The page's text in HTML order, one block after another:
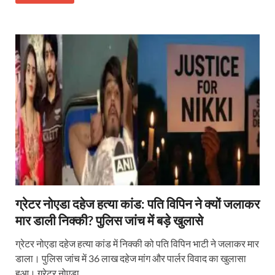
ग्रेटर नोएडा दहेज हत्या कांड: पति विपिन ने क्यों जलाकर
मार डाली निक्की? पुलिस जांच में बड़े खुलासे
ग्रेटर नोएडा दहेज हत्या कांड में निक्की को पति विपिन भाटी ने जलाकर मार
डाला। पुलिस जांच में 36 लाख दहेज मांग और पार्लर विवाद का खुलासा
हुआ। ग्रेटर नोएडा …